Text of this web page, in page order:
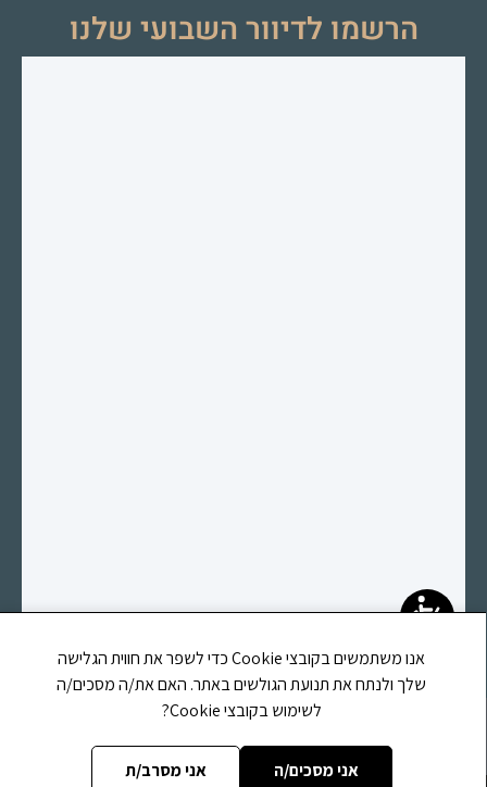
הרשמו לדיוור השבועי שלנו
0584146159
אנו משתמשים בקובצי Cookie כדי לשפר את חווית הגלישה
שלך ולנתח את תנועת הגולשים באתר. האם את/ה מסכים/ה
לשימוש בקובצי Cookie?
אני מסכים/ה אני מסרב/ת